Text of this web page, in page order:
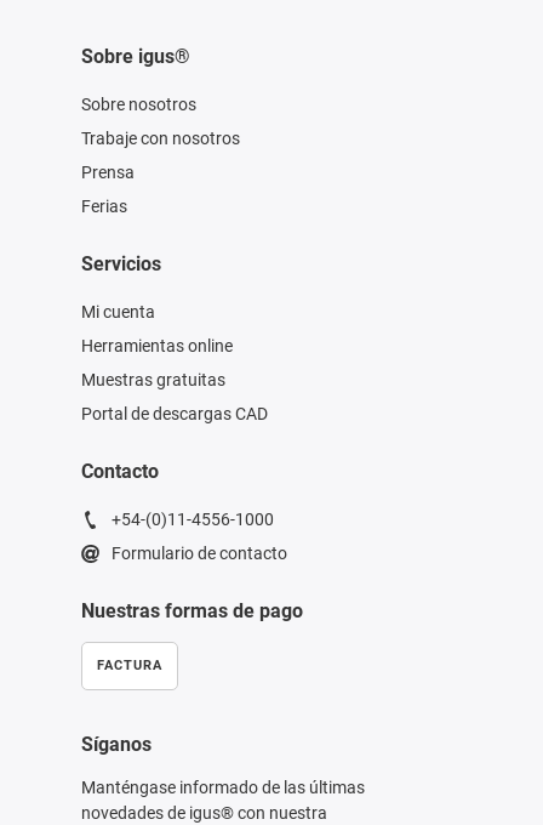
Sobre igus®
Sobre nosotros
Trabaje con nosotros
Prensa
Ferias
Servicios
Mi cuenta
Herramientas online
Muestras gratuitas
Portal de descargas CAD
Contacto
+54-(0)11-4556-1000
Formulario de contacto
Nuestras formas de pago
FACTURA
Síganos
Manténgase informado de las últimas
novedades de igus® con nuestra